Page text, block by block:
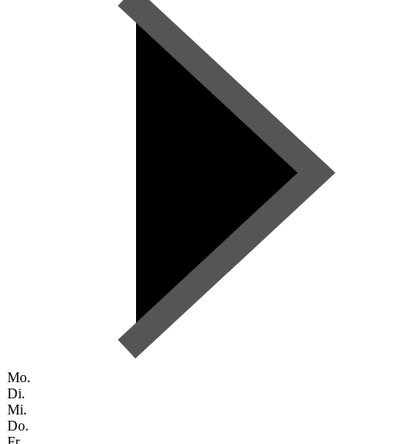
Mo.
Di.
Mi.
Do.